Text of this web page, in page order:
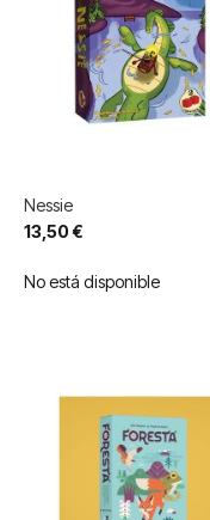
Nessie
13,50 €
No está disponible